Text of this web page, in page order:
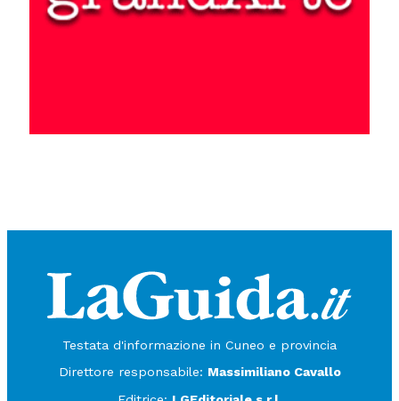
Testata d'informazione in Cuneo e provincia
Direttore responsabile: Massimiliano Cavallo